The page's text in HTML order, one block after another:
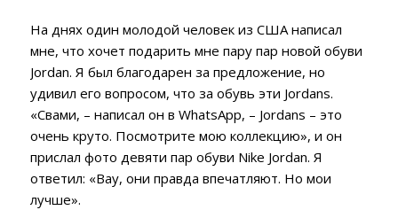
На днях один молодой человек из США написал
мне, что хочет подарить мне пару пар новой обуви
Jordan. Я был благодарен за предложение, но
удивил его вопросом, что за обувь эти Jordans.
«Свами, – написал он в WhatsApp, – Jordans – это
очень круто. Посмотрите мою коллекцию», и он
прислал фото девяти пар обуви Nike Jordan. Я
ответил: «Вау, они правда впечатляют. Но мои
лучше».